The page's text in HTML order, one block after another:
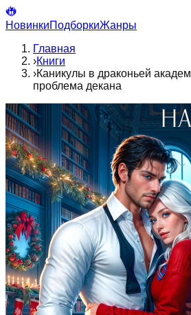
НовинкиПодборкиЖанры
Главная
›Книги
›Каникулы в драконьей
проблема декана